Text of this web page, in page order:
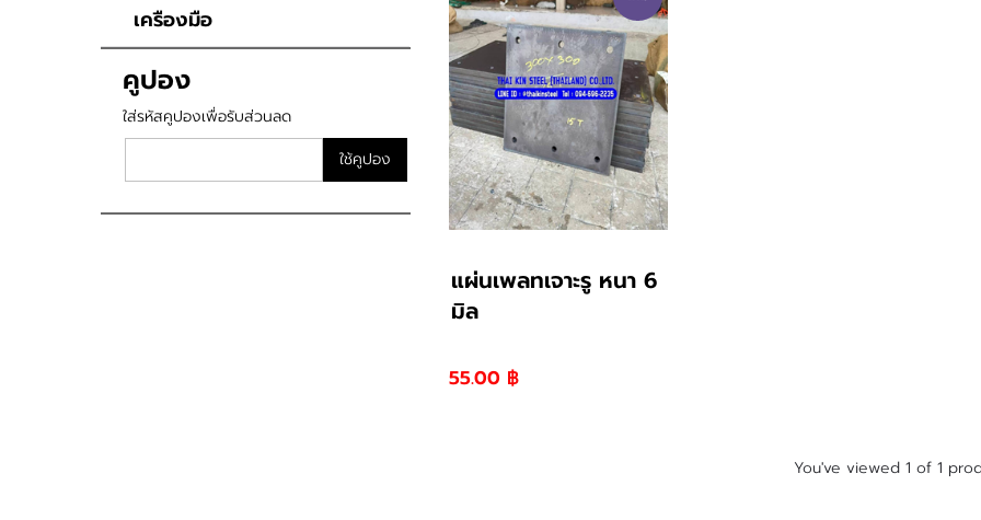
เครืองมือ
คูปอง
ใส่รหัสคูปองเพื่อรับส่วนลด
ใช้คูปอง
แผ่นเพลทเจาะรู หนา 6
มิล
55.00 ฿
You've viewed 1 of 1